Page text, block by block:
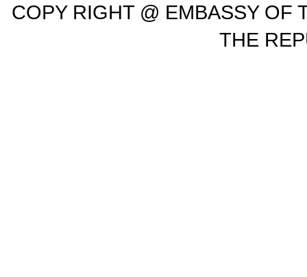
COPY RIGHT @ EMBASSY OF
THE